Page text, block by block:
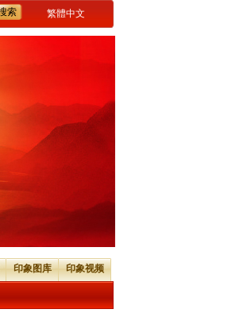
繁體中文
印象图库 印象视频